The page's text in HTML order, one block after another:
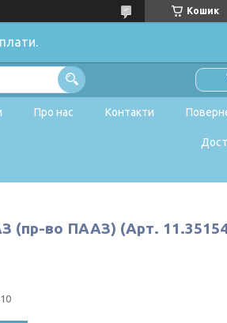
Кошик
Про нас Контакти
(пр-во ПААЗ) (Арт.